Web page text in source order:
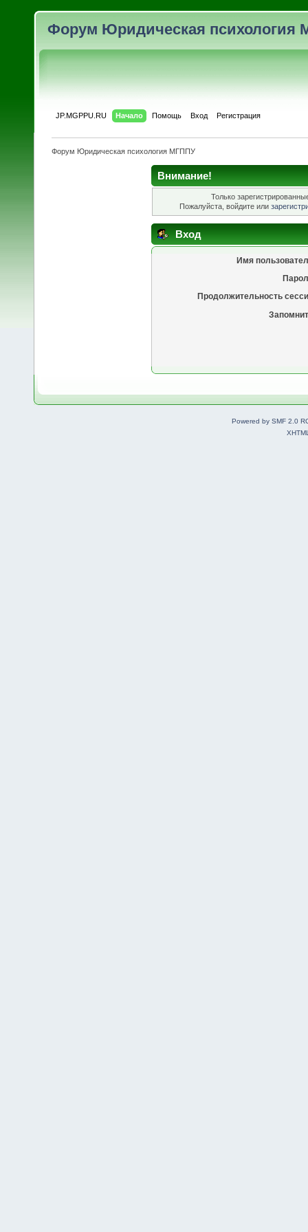
Форум Юридическая психология
JP.MGPPU.RU Начало Помощь Вход Регистрация
Форум Юридическая психология МГППУ
Внимание!
Только
Пожалуйста, войдите или
Вход
Имя
Продолжительность
Powered by SMF 2.0